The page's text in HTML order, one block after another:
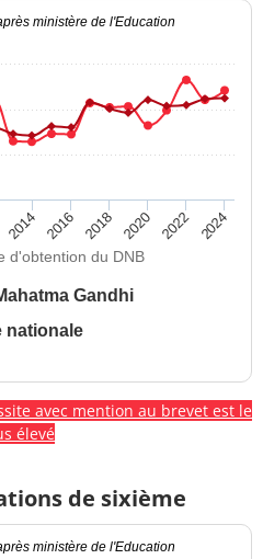
d'obtention du DNB
ministère de l'Education
Gandhi
nationale
2014 2016 2018 2020 2022 2024
avec mention au brevet est le
élevé
de sixième
ministère de l'Education